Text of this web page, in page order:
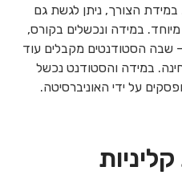
הצורך, ניתן לגשת גם
מיוחד. במידה ונכשלים בקורס,
– שבה הסטודנטים מקבלים עוד
במידה והסטודנט נכשל
על ידי האוניברסיטה.